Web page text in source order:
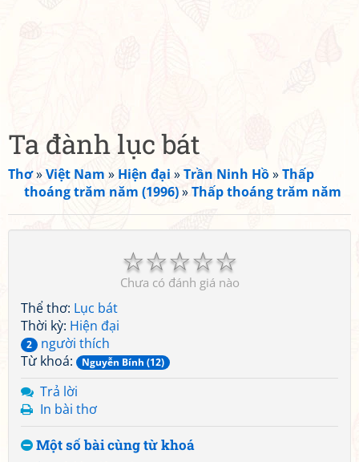
Ta đành lục bát
Thơ»Việt Nam » Hiện đại »Trần Ninh Hồ»Thấp
thoáng trăm năm (1996)»Thấp thoáng trăm năm
☆
☆
☆
☆
☆
Chưa có đánh giá nào
Thể thơ: Lục bát
Thời kỳ: Hiện đại
2
người thích
Từ khoá:
Nguyễn Bính (12)
Trả lời
In bài thơ
Một số bài cùng từ khoá